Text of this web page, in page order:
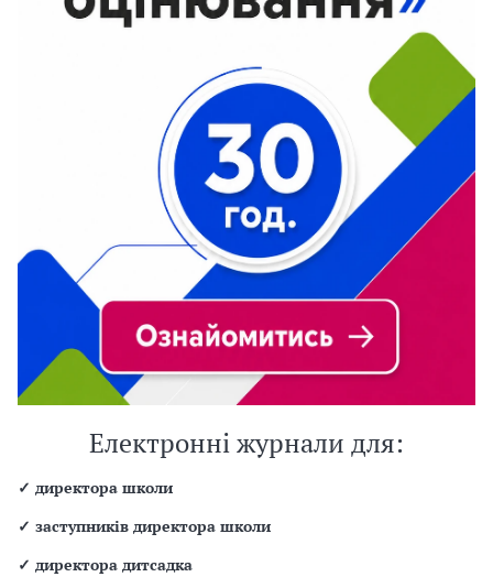
Електронні журнали для:
✓ директора школи
✓ заступників директора школи
✓ директора дитсадка